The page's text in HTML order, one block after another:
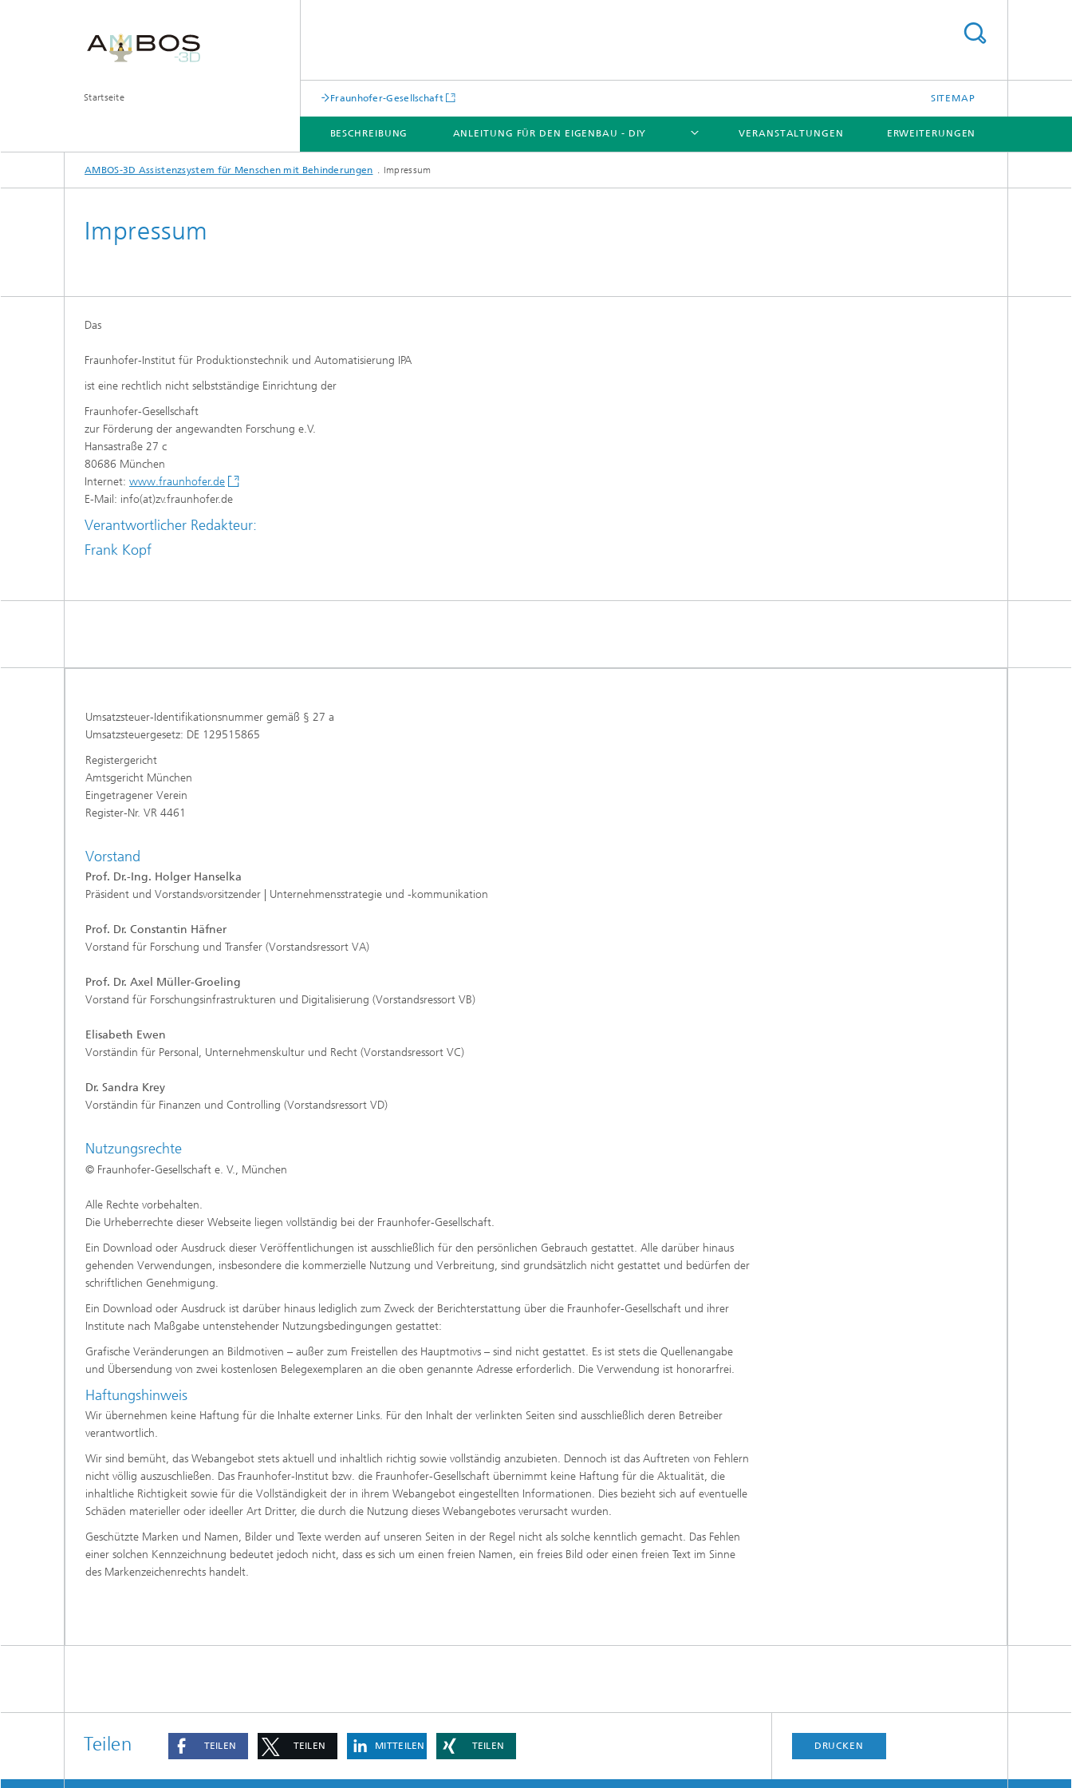
Startseite Fraunhofer-Gesellschaft SITEMAP
BESCHREIBUNG ANLEITUNG FÜR DEN EIGENBAU - DIY
ANLEITUNG FÜR DEN EIGENBAU - DIY
VERANSTALTUNGEN ERWEITERUNGEN
AMBOS-3D Assistenzsystem für Menschen mit Behinderungen Impressum
Impressum
Das
Fraunhofer-Institut für Produktionstechnik und Automatisierung IPA
ist eine rechtlich nicht selbstständige Einrichtung der
Fraunhofer-Gesellschaft
zur Förderung der angewandten Forschung e.V.
Hansastraße 27 c
80686 München
Internet: www.fraunhofer.de
E-Mail: info(at)zv.fraunhofer.de
Verantwortlicher Redakteur:
Frank Kopf
Umsatzsteuer-Identifikationsnummer gemäß § 27 a
Umsatzsteuergesetz: DE 129515865
Registergericht
Amtsgericht München
Eingetragener Verein
Register-Nr. VR 4461
Vorstand
Prof. Dr.-Ing. Holger Hanselka
Präsident und Vorstandsvorsitzender | Unternehmensstrategie und -kommunikation
Prof. Dr. Constantin Häfner
Vorstand für Forschung und Transfer (Vorstandsressort VA)
Prof. Dr. Axel Müller-Groeling
Vorstand für Forschungsinfrastrukturen und Digitalisierung (Vorstandsressort VB)
Elisabeth Ewen
Vorständin für Personal, Unternehmenskultur und Recht (Vorstandsressort VC)
Dr. Sandra Krey
Vorständin für Finanzen und Controlling (Vorstandsressort VD)
Nutzungsrechte
© Fraunhofer-Gesellschaft e. V., München
Alle Rechte vorbehalten.
Die Urheberrechte dieser Webseite liegen vollständig bei der Fraunhofer-Gesellschaft.
Ein Download oder Ausdruck dieser Veröffentlichungen ist ausschließlich für den persönlichen Gebrauch gestattet. Alle darüber hinaus
gehenden Verwendungen, insbesondere die kommerzielle Nutzung und Verbreitung, sind grundsätzlich nicht gestattet und bedürfen der
schriftlichen Genehmigung.
Ein Download oder Ausdruck ist darüber hinaus lediglich zum Zweck der Berichterstattung über die Fraunhofer-Gesellschaft und ihrer
Institute nach Maßgabe untenstehender Nutzungsbedingungen gestattet:
Grafische Veränderungen an Bildmotiven – außer zum Freistellen des Hauptmotivs – sind nicht gestattet. Es ist stets die Quellenangabe
und Übersendung von zwei kostenlosen Belegexemplaren an die oben genannte Adresse erforderlich. Die Verwendung ist honorarfrei.
Haftungshinweis
Wir übernehmen keine Haftung für die Inhalte externer Links. Für den Inhalt der verlinkten Seiten sind ausschließlich deren Betreiber
verantwortlich.
Wir sind bemüht, das Webangebot stets aktuell und inhaltlich richtig sowie vollständig anzubieten. Dennoch ist das Auftreten von Fehlern
nicht völlig auszuschließen. Das Fraunhofer-Institut bzw. die Fraunhofer-Gesellschaft übernimmt keine Haftung für die Aktualität, die
inhaltliche Richtigkeit sowie für die Vollständigkeit der in ihrem Webangebot eingestellten Informationen. Dies bezieht sich auf eventuelle
Schäden materieller oder ideeller Art Dritter, die durch die Nutzung dieses Webangebotes verursacht wurden.
Geschützte Marken und Namen, Bilder und Texte werden auf unseren Seiten in der Regel nicht als solche kenntlich gemacht. Das Fehlen
einer solchen Kennzeichnung bedeutet jedoch nicht, dass es sich um einen freien Namen, ein freies Bild oder einen freien Text im Sinne
des Markenzeichenrechts handelt.
Teilen TEILEN TEILEN MITTEILEN TEILEN DRUCKEN